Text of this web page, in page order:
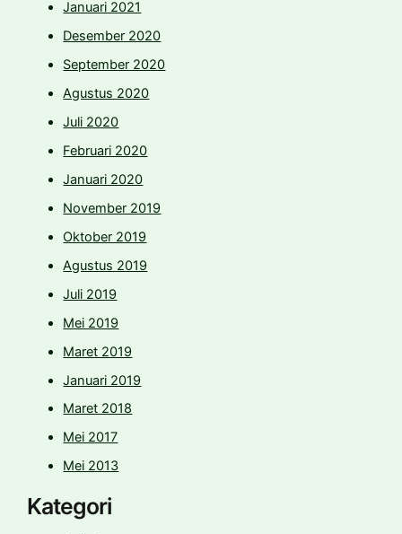
Januari 2021
Desember 2020
September 2020
Agustus 2020
Juli 2020
Februari 2020
Januari 2020
November 2019
Oktober 2019
Agustus 2019
Juli 2019
Mei 2019
Maret 2019
Januari 2019
Maret 2018
Mei 2017
Mei 2013
Kategori